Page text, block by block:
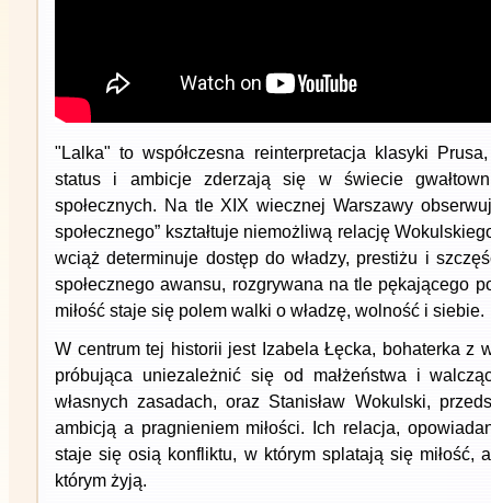
"Lalka" to współczesna reinterpretacja klasyki
status i ambicje zderzają się w świecie
społecznych. Na tle XIX wiecznej Warszawy
społecznego” kształtuje niemożliwą relację
wciąż determinuje dostęp do władzy, prestiżu i
społecznego awansu, rozgrywana na tle pękającego
miłość staje się polem walki o władzę, wolność i siebie.
W centrum tej historii jest Izabela Łęcka, bohaterka z
próbująca uniezależnić się od małżeństwa i
własnych zasadach, oraz Stanisław Wokulski,
ambicją a pragnieniem miłości. Ich relacja,
staje się osią konfliktu, w którym splatają się miłość,
którym żyją.